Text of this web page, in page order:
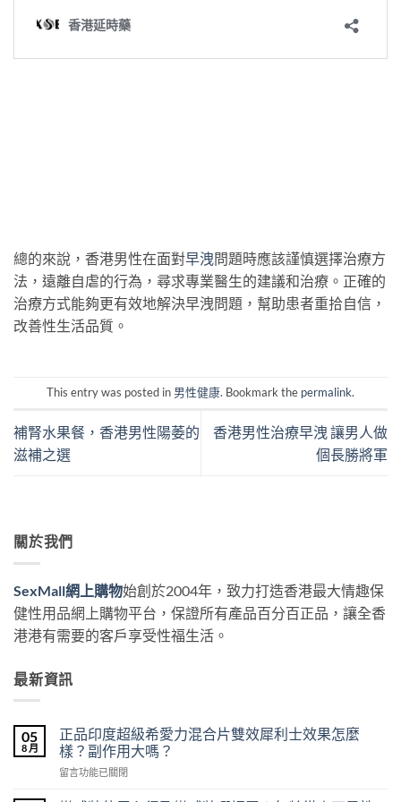
總的來說，香港男性在面對早洩問題時應該謹慎選擇治療方
法，遠離自虐的行為，尋求專業醫生的建議和治療。正確的
治療方式能夠更有效地解決早洩問題，幫助患者重拾自信，
改善性生活品質。
This entry was posted in 男性健康. Bookmark the permalink.
補腎水果餐，香港男性陽萎的
滋補之選
香港男性治療早洩 讓男人做
個長勝將軍
關於我們
SexMall網上購物始創於2004年，致力打造香港最大情趣保
健性用品網上購物平台，保證所有產品百分百正品，讓全香
港港有需要的客戶享受性福生活。
最新資訊
05
8 月
正品印度超級希愛力混合片雙效犀利士效果怎麼
樣？副作用大嗎？
在
留言功能已關閉